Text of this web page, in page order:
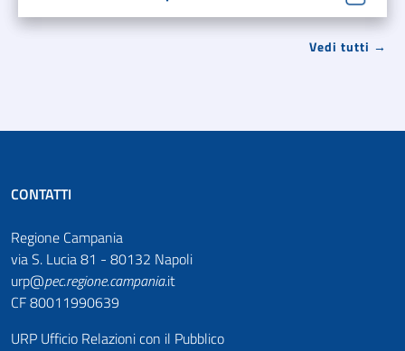
Vedi tutti →
CONTATTI
Regione Campania
via S. Lucia 81 - 80132 Napoli
urp@pec.regione.campania.it
CF 80011990639
URP Ufficio Relazioni con il Pubblico